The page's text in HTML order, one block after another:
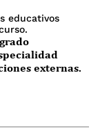
educativos
externas.